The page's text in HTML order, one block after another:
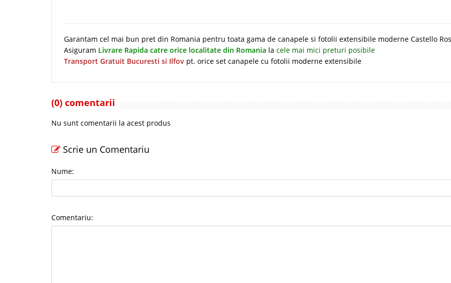
Garantam cel mai bun pret din Romania pentru toata gama de canapele si fotolii extensibile moderne Castello
Asiguram Livrare Rapida catre orice localitate din Romania la cele mai mici preturi posibile
Transport Gratuit Bucuresti si Ilfov pt. orice set canapele cu fotolii moderne extensibile
(0) comentarii
Nu sunt comentarii la acest produs
Scrie un Comentariu
Nume:
Comentariu: